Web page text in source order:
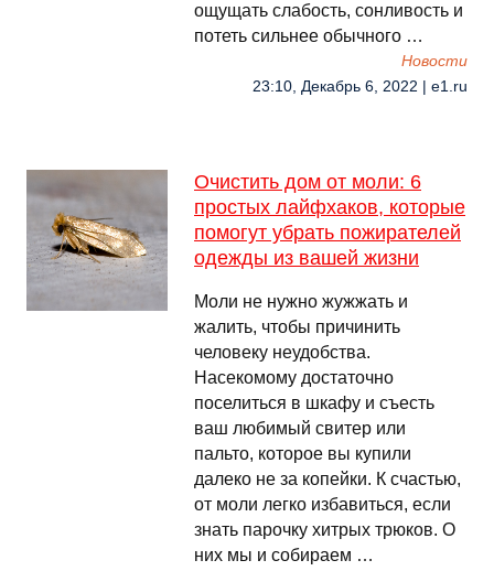
ощущать слабость, сонливость и
потеть сильнее обычного …
Новости
23:10, Декабрь 6, 2022 | e1.ru
Очистить дом от моли: 6
простых лайфхаков, которые
помогут убрать пожирателей
одежды из вашей жизни
Моли не нужно жужжать и
жалить, чтобы причинить
человеку неудобства.
Насекомому достаточно
поселиться в шкафу и съесть
ваш любимый свитер или
пальто, которое вы купили
далеко не за копейки. К счастью,
от моли легко избавиться, если
знать парочку хитрых трюков. О
них мы и собираем …